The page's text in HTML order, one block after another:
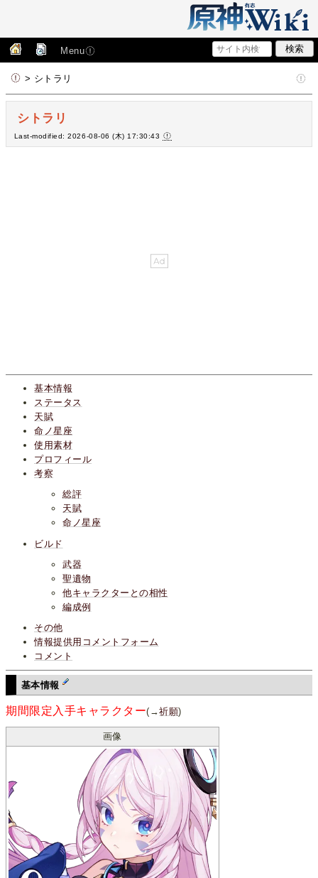
Menu
> シトラリ
シトラリ
Last-modified: 2026-08-06 (木) 17:30:43
基本情報
ステータス
天賦
命ノ星座
使用素材
プロフィール
考察
総評
天賦
命ノ星座
ビルド
武器
聖遺物
他キャラクターとの相性
編成例
その他
情報提供用コメントフォーム
コメント
基本情報
期間限定入手キャラクター(→祈願)
画像